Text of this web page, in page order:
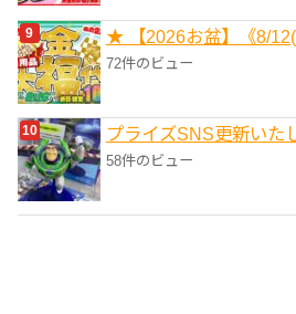
★ 【2026お盆】《8/12(
72件のビュー
プライズSNS更新いた
58件のビュー